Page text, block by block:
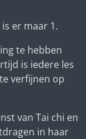
er maar 1.
te hebben
is iedere les
verfijnen op
van Tai chi en
in haar